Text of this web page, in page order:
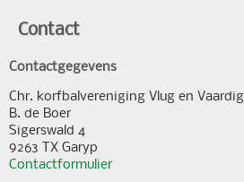
Contact
Contactgegevens
Chr. korfbalvereniging Vlug en Vaardig
B. de Boer
Sigerswald 4
9263 TX Garyp
Contactformulier